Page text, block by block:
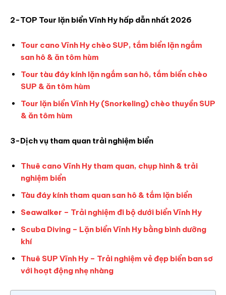
2-TOP Tour lặn biển Vĩnh Hy hấp dẫn nhất 2026
Tour cano Vĩnh Hy chèo SUP, tắm biển lặn ngắm
san hô & ăn tôm hùm
Tour tàu đáy kính lặn ngắm san hô, tắm biển chèo
SUP & ăn tôm hùm
Tour lặn biển Vĩnh Hy (Snorkeling) chèo thuyền SUP
& ăn tôm hùm
3-Dịch vụ tham quan trải nghiệm biển
Thuê cano Vĩnh Hy tham quan, chụp hình & trải
nghiệm biển
Tàu đáy kính tham quan san hô & tắm lặn biển
Seawalker – Trải nghiệm đi bộ dưới biển Vĩnh Hy
Scuba Diving – Lặn biển Vĩnh Hy bằng bình dưỡng
khí
Thuê SUP Vĩnh Hy – Trải nghiệm vẻ đẹp biển ban sơ
với hoạt động nhẹ nhàng